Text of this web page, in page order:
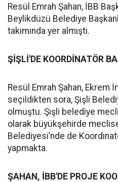
Resül Emrah Şahan, İBB
Beylikdüzü Belediye
takımında yer almıştı.
ŞİŞLİ'DE KOORDİNATÖR
Resül Emrah Şahan, Ekrem
seçildikten sora, Şişli
olmuştu. Şişli belediye
olarak büyükşehirde
Belediyesi’nde de
yapmakta.
ŞAHAN, İBB'DE PROJE